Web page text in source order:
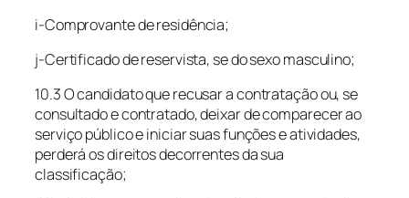
i-Comprovante de residência;
j-Certificado de reservista, se do sexo masculino;
10.3 O candidato que recusar a contratação ou, se
consultado e contratado, deixar de comparecer ao
serviço público e iniciar suas funções e atividades,
perderá os direitos decorrentes da sua
classificação;